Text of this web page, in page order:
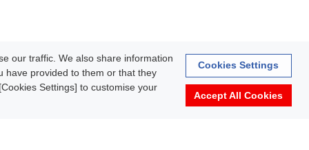
our traffic. We also share information
have provided to them or that they
Settings] to customise your
Cookies Settings
Accept All Cookies